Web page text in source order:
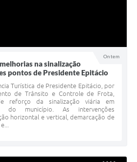
Ontem
na sinalização
pontos de Presidente Epitácio
Turística de Presidente Epitácio, por
de Trânsito e Controle de Frota,
reforço da sinalização viária em
do município. As intervenções
horizontal e vertical, demarcação de